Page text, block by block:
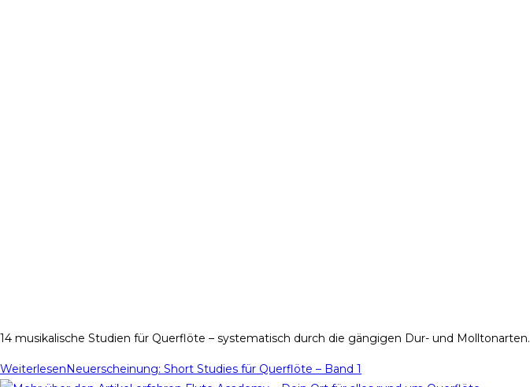
14 musikalische Studien für Querflöte – systematisch durch die gängigen Dur- und Molltonarten.
WeiterlesenNeuerscheinung: Short Studies für Querflöte – Band 1